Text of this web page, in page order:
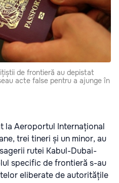
de frontieră au depistat
acte false pentru a ajunge în
la Aeroportul Internațional
trei tineri și un minor, au
rutei Kabul-Dubai-
specific de frontieră s-au
eliberate de autoritățile